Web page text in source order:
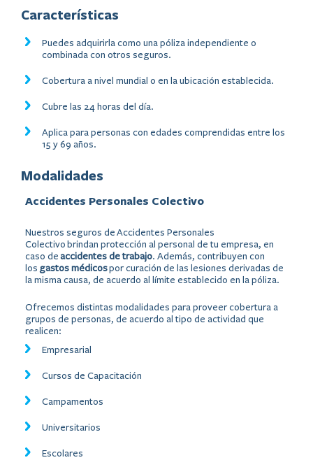
Características
Puedes adquirirla como una póliza independiente o
combinada con otros seguros.
Cobertura a nivel mundial o en la ubicación establecida.
Cubre las 24 horas del día.
Aplica para personas con edades comprendidas entre los
15 y 69 años.
Modalidades
Accidentes Personales Colectivo
Nuestros seguros de Accidentes Personales
Colectivo brindan protección al personal de tu empresa, en
caso deaccidentes de trabajo. Además, contribuyen con
los gastos médicospor curación de las lesiones derivadas de
la misma causa, de acuerdo al límite establecido en la póliza.
Ofrecemos distintas modalidades para proveer cobertura a
grupos de personas, de acuerdo al tipo de actividad que
realicen:
Empresarial
Cursos de Capacitación
Campamentos
Universitarios
Escolares